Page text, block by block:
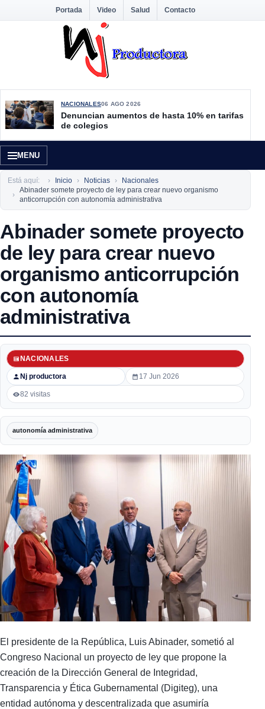
Portada Video Salud Contacto
NACIONALES06 AGO 2026
Denuncian aumentos de hasta 10% en tarifas
de colegios
MENU
Está aquí: Inicio Noticias
Nacionales
Abinader somete proyecto de ley para crear nuevo organismo
anticorrupción con autonomía administrativa
Abinader somete proyecto
de ley para crear nuevo
organismo anticorrupción
con autonomía
administrativa
Nj productora
NACIONALES
17 Jun 2026
82 visitas
autonomía administrativa
El presidente de la República, Luis Abinader, sometió al
Congreso Nacional un proyecto de ley que propone la
creación de la Dirección General de Integridad,
Transparencia y Ética Gubernamental (Digiteg), una
entidad autónoma y descentralizada que asumiría